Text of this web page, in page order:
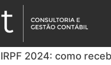
IRPF 2024: como